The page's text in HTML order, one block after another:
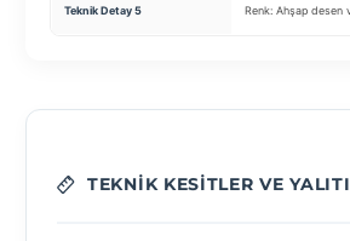
Teknik Detay 5 Renk: Ahşap desen
TEKNIK KESITLER VE